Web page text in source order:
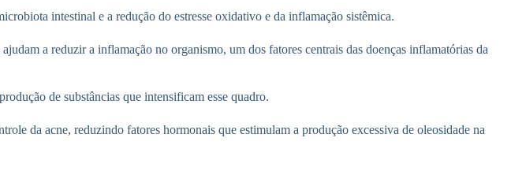
intestinal e a redução do estresse oxidativo e da inflamação sistêmica.
a reduzir a inflamação no organismo, um dos fatores centrais das doenças inflamatórias da
de substâncias que intensificam esse quadro.
da acne, reduzindo fatores hormonais que estimulam a produção excessiva de oleosidade na